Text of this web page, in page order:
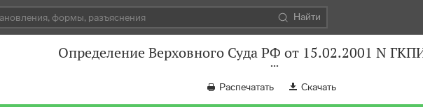
Найти
Определение Верховного Суда РФ от 15.02.2001 N
Распечатать Скачать